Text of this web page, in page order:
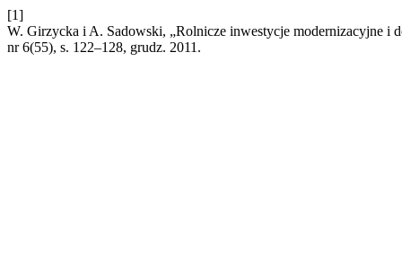
[1]
W. Girzycka i A. Sadowski, „Rolnicze inwestycje modernizacyjne i
nr 6(55), s. 122–128, grudz. 2011.